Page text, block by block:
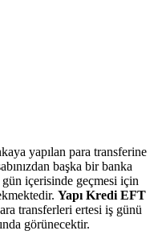
yapılan para transferine
başka bir banka
gün içerisinde geçmesi için
Yapı Kredi EFT
transferleri ertesi iş günü
görünecektir.